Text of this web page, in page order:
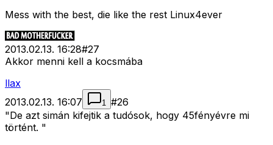
Mess with the best, die like the rest Linux4ever
2013.02.13. 16:28#27
Akkor menni kell a kocsmába
llax
2013.02.13. 16:07
1 #26
"De azt simán kifejtik a tudósok, hogy 45fényévre mi
történt. "